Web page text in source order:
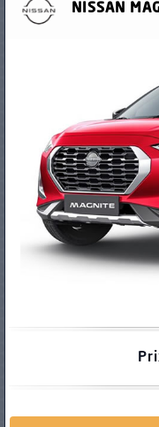
NISSAN
D'OCCASION
PNEUS